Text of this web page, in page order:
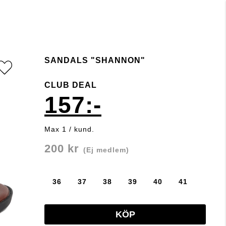
SANDALS "SHANNON"
CLUB DEAL
Max 1 / kund.
157:-
200 kr (Ej medlem)
36 37 38 39 40 41
KÖP